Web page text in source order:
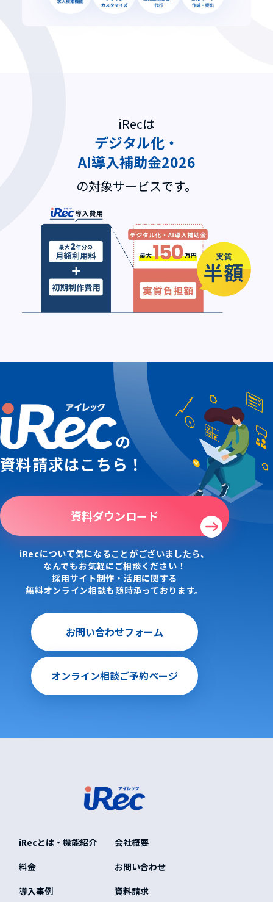
iRecは
デジタル化・
AI導入補助金2026
の対象サービスです。
の
資料請求はこちら！
資料ダウンロード
iRecについて気になることがございましたら、
なんでもお気軽にご相談ください！
採用サイト制作・活用に関する
無料オンライン相談も随時承っております。
お問い合わせフォーム
オンライン相談ご予約ページ
iRecとは・機能紹介
料金
導入事例
会社概要
お問い合わせ
資料請求